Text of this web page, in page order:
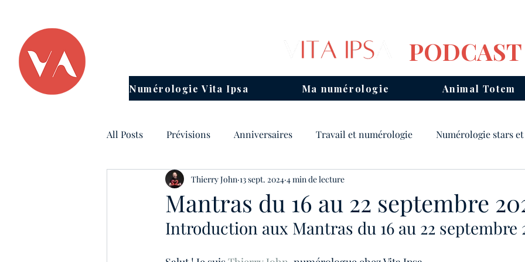
PODCAST
Numérologie Vita Ipsa Ma numérologie Animal Totem
All Posts Prévisions Anniversaires Travail et numérologie Numérologie stars
Horoscope Energies du mois Mantras
Consultations en numérologie Consulter un numérologue Année personnelle
Mantras du 16 au 22 septembre
Thierry John 13 sept. 2024 4 min de lecture
Introduction aux Mantras du 16 au 22 septembre